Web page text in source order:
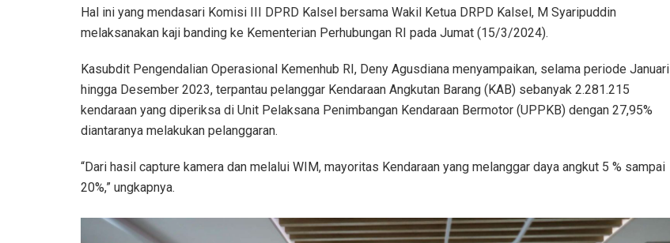
Hal ini yang mendasari Komisi III DPRD Kalsel bersama Wakil Ketua DRPD Kalsel, M Syaripuddin
melaksanakan kaji banding ke Kementerian Perhubungan RI pada Jumat (15/3/2024).
Kasubdit Pengendalian Operasional Kemenhub RI, Deny Agusdiana menyampaikan, selama periode Januari
hingga Desember 2023, terpantau pelanggar Kendaraan Angkutan Barang (KAB) sebanyak 2.281.215
kendaraan yang diperiksa di Unit Pelaksana Penimbangan Kendaraan Bermotor (UPPKB) dengan 27,95%
diantaranya melakukan pelanggaran.
“Dari hasil capture kamera dan melalui WIM, mayoritas Kendaraan yang melanggar daya angkut 5 % sampai
20%,” ungkapnya.